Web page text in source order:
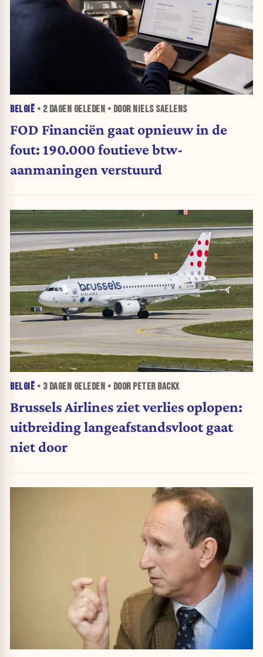
BELGIË • 2 DAGEN GELEDEN • DOOR NIELS SAELENS
FOD Financiën gaat opnieuw in de
fout: 190.000 foutieve btw-
aanmaningen verstuurd
BELGIË • 3 DAGEN GELEDEN • DOOR PETER BACKX
Brussels Airlines ziet verlies oplopen:
uitbreiding langeafstandsvloot gaat
niet door